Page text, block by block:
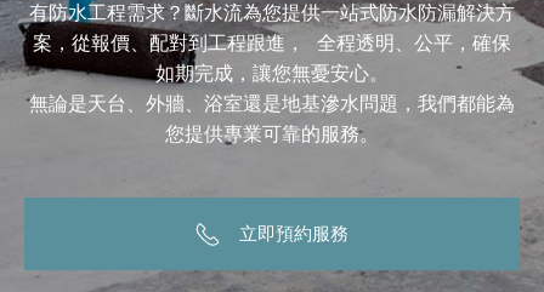
有防水工程需求？斷水流為您提供一站式防水防漏解決方
案，從報價、配對到工程跟進， 全程透明、公平，確保
如期完成，讓您無憂安心。
無論是天台、外牆、浴室還是地基滲水問題，我們都能為
您提供專業可靠的服務。
立即預約服務